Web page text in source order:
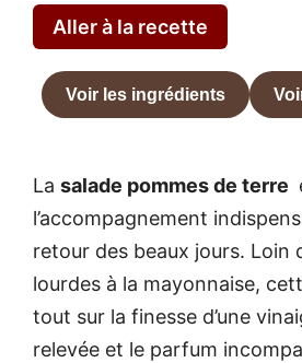
Aller à la recette
Voir les ingrédients
La salade pommes de terre
l’accompagnement
retour des beaux jours. Loin
lourdes à la mayonnaise,
tout sur la finesse d’une
relevée et le parfum